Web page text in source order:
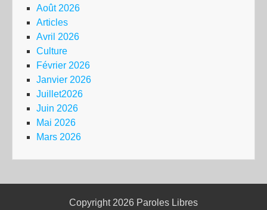
Août 2026
Articles
Avril 2026
Culture
Février 2026
Janvier 2026
Juillet2026
Juin 2026
Mai 2026
Mars 2026
Copyright 2026 Paroles Libres